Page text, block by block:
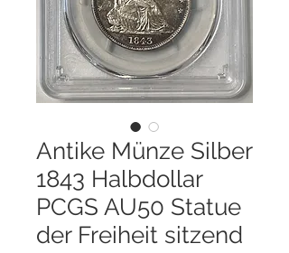
Antike Münze Silber
1843 Halbdollar
PCGS AU50 Statue
der Freiheit sitzend